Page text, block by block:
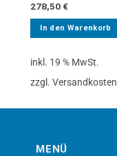
278,50€
In den Warenkorb
inkl. 19 % MwSt.
zzgl. Versandkosten
MENÜ